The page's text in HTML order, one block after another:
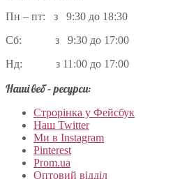
Пн – пт: з 9:30 до 18:30
Сб: з 9:30 до 17:00
Нд: з 11:00 до 17:00
Наші веб – ресурси:
Строрінка у Фейсбук
Наш Twitter
Ми в Instagram
Pinterest
Prom.ua
Оптовий відділ